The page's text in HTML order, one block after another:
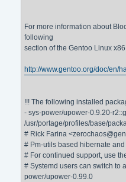
For more information about
following
section of the Gentoo Linux
http://www.gentoo.org/doc/en/
!!! The following installed
- sys-power/upower-0.9.20-
/usr/portage/profiles/base/
# Rick Farina
# Pm-utils based hibernate
# For continued support, use
# Systemd users can switch to
power/upower-0.99.0